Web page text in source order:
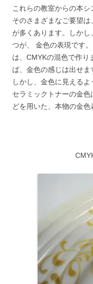
これらの教室からの本シ
そのさまざまなご要望
が多くあります。しか
つが、 金色の表現です
は、CMYKの混色で作り
ば、金色の感じは出せま
しかし、金色に見えるよ
セラミックトナーの金
どを用いた、本物の金色